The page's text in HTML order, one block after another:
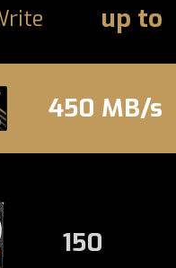
up to
450 MB/s
150